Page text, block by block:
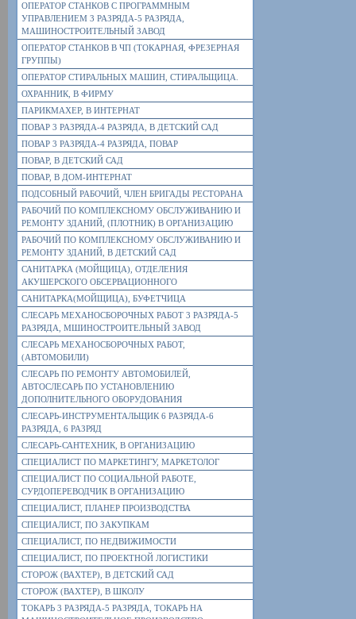
ОПЕРАТОР СТАНКОВ С ПРОГРАММНЫМ
УПРАВЛЕНИЕМ 3 РАЗРЯДА-5 РАЗРЯДА,
МАШИНОСТРОИТЕЛЬНЫЙ ЗАВОД
ОПЕРАТОР СТАНКОВ В ЧП (ТОКАРНАЯ, ФРЕЗЕРНАЯ
ГРУППЫ)
ОПЕРАТОР СТИРАЛЬНЫХ МАШИН, СТИРАЛЬЩИЦА.
ОХРАННИК, В ФИРМУ
ПАРИКМАХЕР, В ИНТЕРНАТ
ПОВАР 3 РАЗРЯДА-4 РАЗРЯДА, В ДЕТСКИЙ САД
ПОВАР 3 РАЗРЯДА-4 РАЗРЯДА, ПОВАР
ПОВАР, В ДЕТСКИЙ САД
ПОВАР, В ДОМ-ИНТЕРНАТ
ПОДСОБНЫЙ РАБОЧИЙ, ЧЛЕН БРИГАДЫ РЕСТОРАНА
РАБОЧИЙ ПО КОМПЛЕКСНОМУ ОБСЛУЖИВАНИЮ И
РЕМОНТУ ЗДАНИЙ, (ПЛОТНИК) В ОРГАНИЗАЦИЮ
РАБОЧИЙ ПО КОМПЛЕКСНОМУ ОБСЛУЖИВАНИЮ И
РЕМОНТУ ЗДАНИЙ, В ДЕТСКИЙ САД
САНИТАРКА (МОЙЩИЦА), ОТДЕЛЕНИЯ
АКУШЕРСКОГО ОБСЕРВАЦИОННОГО
САНИТАРКА(МОЙЩИЦА), БУФЕТЧИЦА
СЛЕСАРЬ МЕХАНОСБОРОЧНЫХ РАБОТ 3 РАЗРЯДА-5
РАЗРЯДА, МШИНОСТРОИТЕЛЬНЫЙ ЗАВОД
СЛЕСАРЬ МЕХАНОСБОРОЧНЫХ РАБОТ,
(АВТОМОБИЛИ)
СЛЕСАРЬ ПО РЕМОНТУ АВТОМОБИЛЕЙ,
АВТОСЛЕСАРЬ ПО УСТАНОВЛЕНИЮ
ДОПОЛНИТЕЛЬНОГО ОБОРУДОВАНИЯ
СЛЕСАРЬ-ИНСТРУМЕНТАЛЬЩИК 6 РАЗРЯДА-6
РАЗРЯДА, 6 РАЗРЯД
СЛЕСАРЬ-САНТЕХНИК, В ОРГАНИЗАЦИЮ
СПЕЦИАЛИСТ ПО МАРКЕТИНГУ, МАРКЕТОЛОГ
СПЕЦИАЛИСТ ПО СОЦИАЛЬНОЙ РАБОТЕ,
СУРДОПЕРЕВОДЧИК В ОРГАНИЗАЦИЮ
СПЕЦИАЛИСТ, ПЛАНЕР ПРОИЗВОДСТВА
СПЕЦИАЛИСТ, ПО ЗАКУПКАМ
СПЕЦИАЛИСТ, ПО НЕДВИЖИМОСТИ
СПЕЦИАЛИСТ, ПО ПРОЕКТНОЙ ЛОГИСТИКИ
СТОРОЖ (ВАХТЕР), В ДЕТСКИЙ САД
СТОРОЖ (ВАХТЕР), В ШКОЛУ
ТОКАРЬ 3 РАЗРЯДА-5 РАЗРЯДА, ТОКАРЬ НА